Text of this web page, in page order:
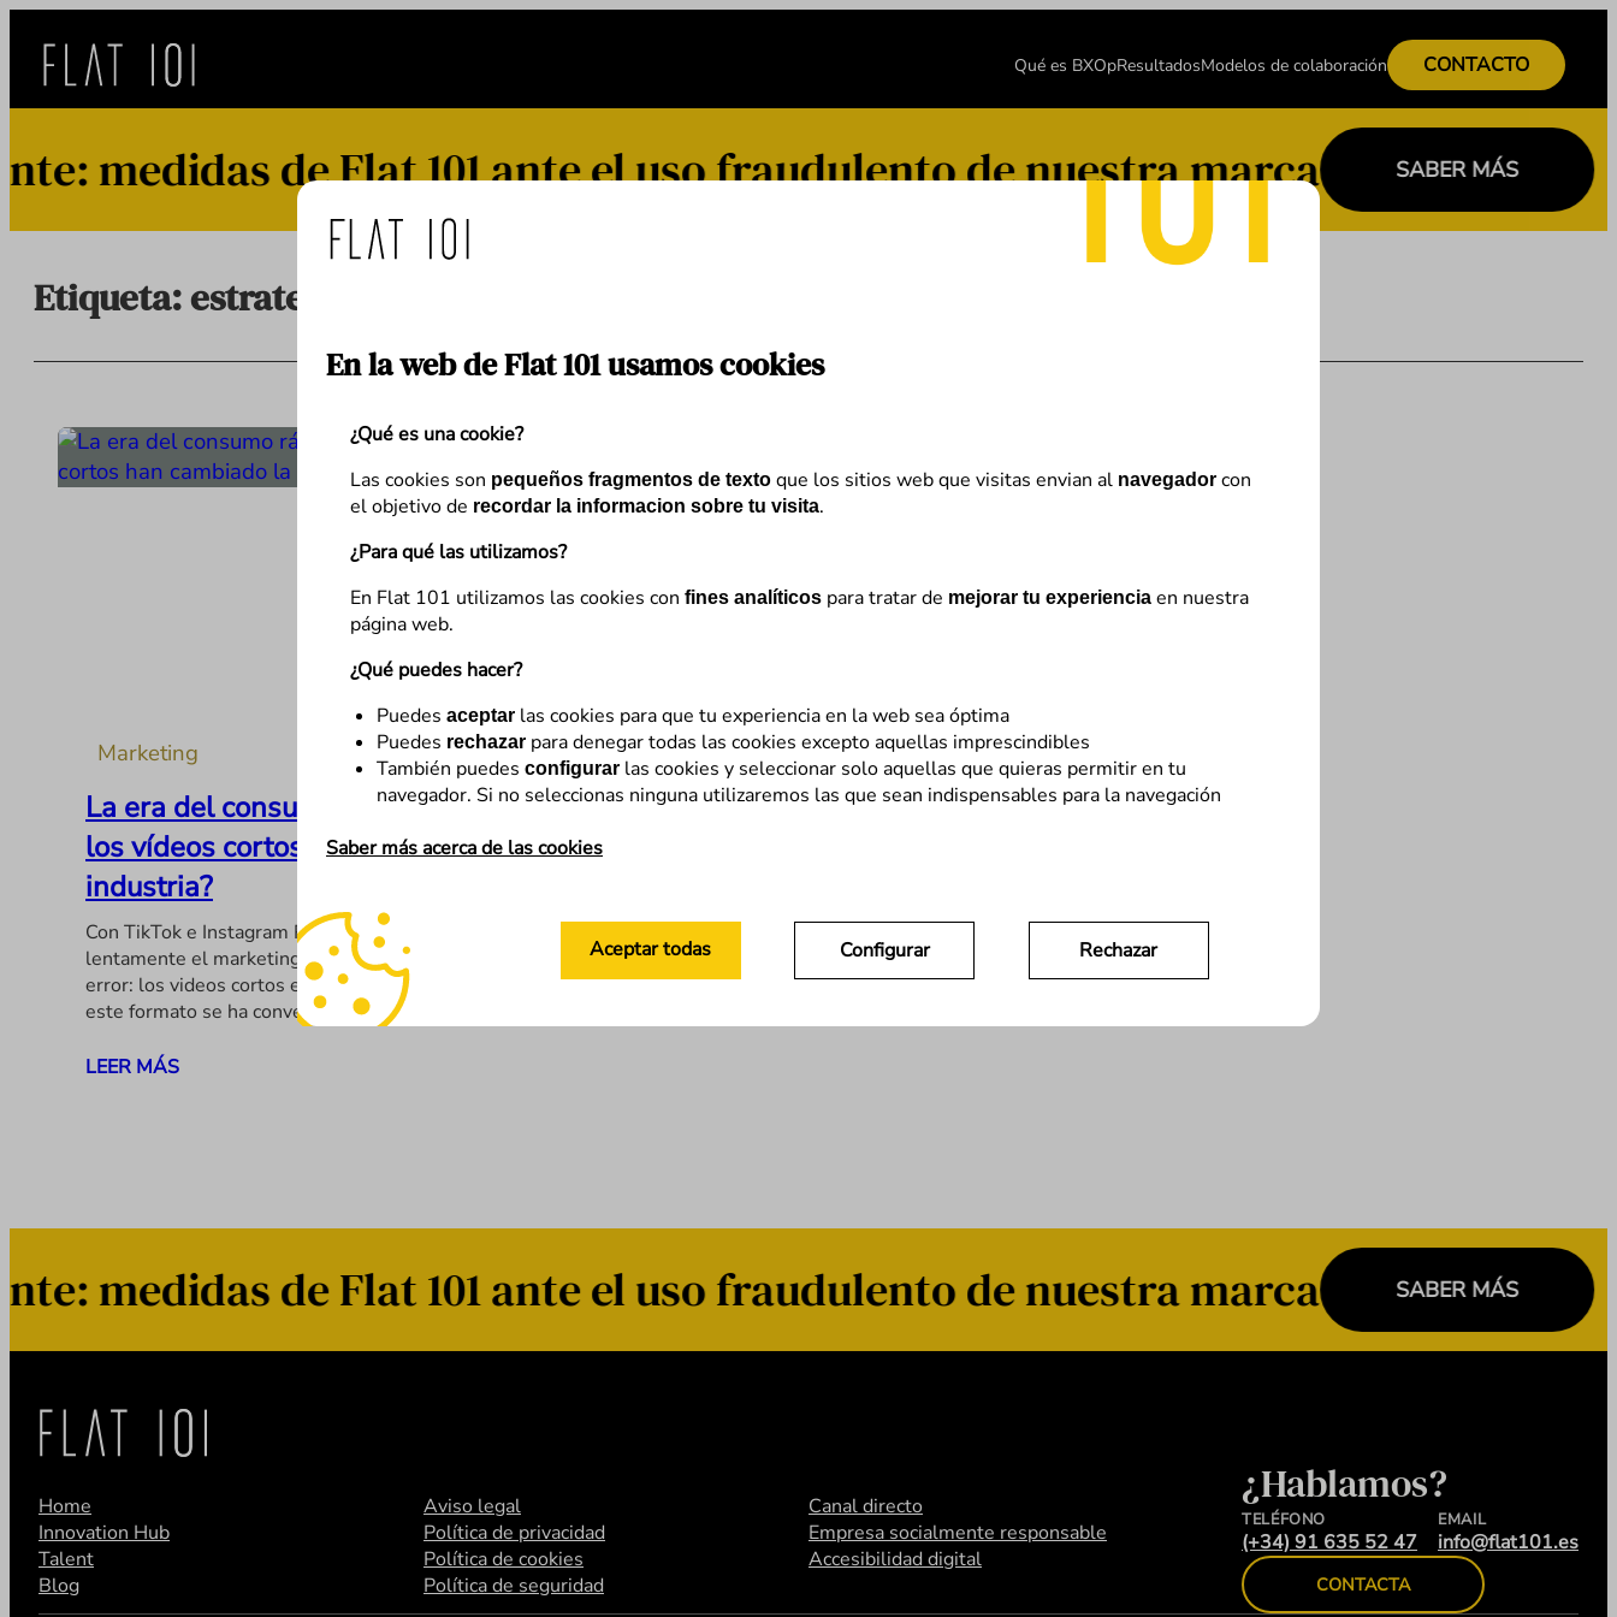
En la web de Flat 101 usamos cookies
¿Qué es una cookie?
Las cookies son pequeños fragmentos de texto que los sitios web que visitas envian al navegador con
el objetivo de recordar la informacion sobre tu visita.
¿Para qué las utilizamos?
En Flat 101 utilizamos las cookies con fines analíticos para tratar de mejorar tu experiencia en nuestra
página web.
¿Qué puedes hacer?
Puedes aceptar las cookies para que tu experiencia en la web sea óptima
Puedes rechazar para denegar todas las cookies excepto aquellas imprescindibles
También puedes configurar las cookies y seleccionar solo aquellas que quieras permitir en tu
navegador. Si no seleccionas ninguna utilizaremos las que sean indispensables para la navegación
Saber más acerca de las cookies
Configurar Rechazar
Aceptar todas
contenido
Qué es BXOpResultadosModelos de colaboración CONTACTO
medidas de Flat 101 ante el uso fraudulento de nuestra marca SABER MÁS
Etiqueta:estrategias redes sociales
Marketing
La era del consumo rápido, ¿cómo
los vídeos cortos han cambiado la
industria?
Con TikTok e Instagram Reels conquistando
lentamente el marketing en redes sociales, no hay
error: los videos cortos están en auge. Y es que
este formato se ha convertido en el…
LEER MÁS
medidas de Flat 101 ante el uso fraudulento de nuestra marca SABER MÁS
Home
Innovation Hub
Talent
Blog
Aviso legal
Política de privacidad
Política de cookies
Política de seguridad
Canal directo
Empresa socialmente responsable
Accesibilidad digital
¿Hablamos?
TELÉFONO
(+34) 91 635 52 47
EMAIL
info@flat101.es
CONTACTA